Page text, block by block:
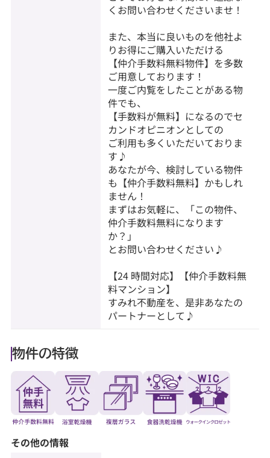
くお問い合わせくださいませ！
また、本当に良いものを他社よ
りお得にご購入いただける
【仲介手数料無料物件】を多数
ご用意しております！
一度ご内覧をしたことがある物
件でも、
【手数料が無料】になるのでセ
カンドオピニオンとしての
ご利用も多くいただいておりま
す♪
あなたが今、検討している物件
も【仲介手数料無料】かもしれ
ません！
まずはお気軽に、「この物件、
仲介手数料無料になります
か？」
とお問い合わせください♪
【24 時間対応】【仲介手数料無
料マンション】
すみれ不動産を、是非あなたの
パートナーとして♪
物件の特徴
その他の情報